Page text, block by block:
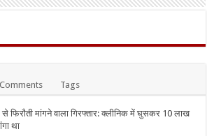
Comments Tags
से फिरौती मांगने वाला गिरफ्तार: क्लीनिक में घुसकर 10 लाख
था